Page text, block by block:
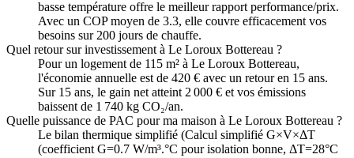
basse température offre le meilleur rapport performance/prix.
Avec un COP moyen de 3.3, elle couvre efficacement vos
besoins sur 200 jours de chauffe.
Quel retour sur investissement à Le Loroux Bottereau ?
Pour un logement de 115 m² à Le Loroux Bottereau,
l'économie annuelle est de 420 € avec un retour en 15 ans.
Sur 15 ans, le gain net atteint 2 000 € et vos émissions
baissent de 1 740 kg CO₂/an.
Quelle puissance de PAC pour ma maison à Le Loroux Bottereau ?
Le bilan thermique simplifié (Calcul simplifié G×V×ΔT
(coefficient G=0.7 W/m³.°C pour isolation bonne, ΔT=28°C